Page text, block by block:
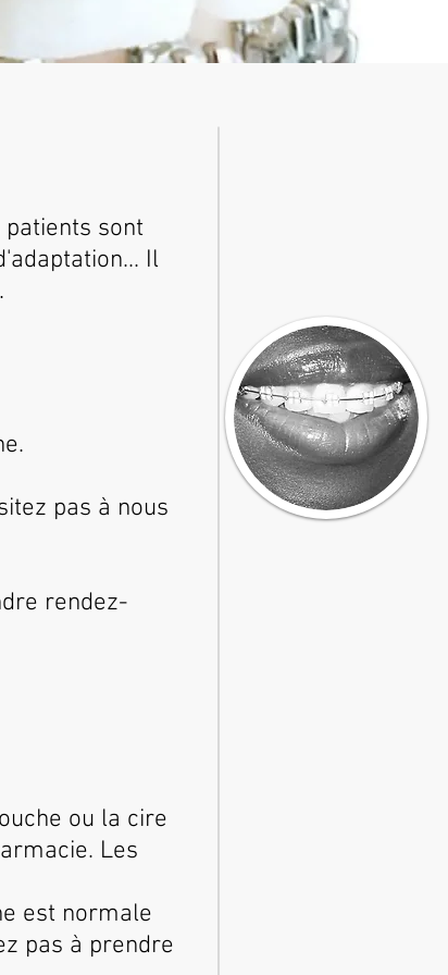
sont
Il
pas à nous
rendez-
ou la cire
Les
est normale
pas à prendre